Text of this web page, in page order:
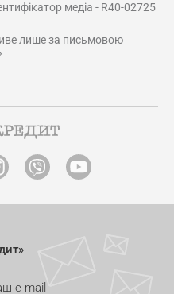
медіа - R40-02725
лише за письмовою
e-mail